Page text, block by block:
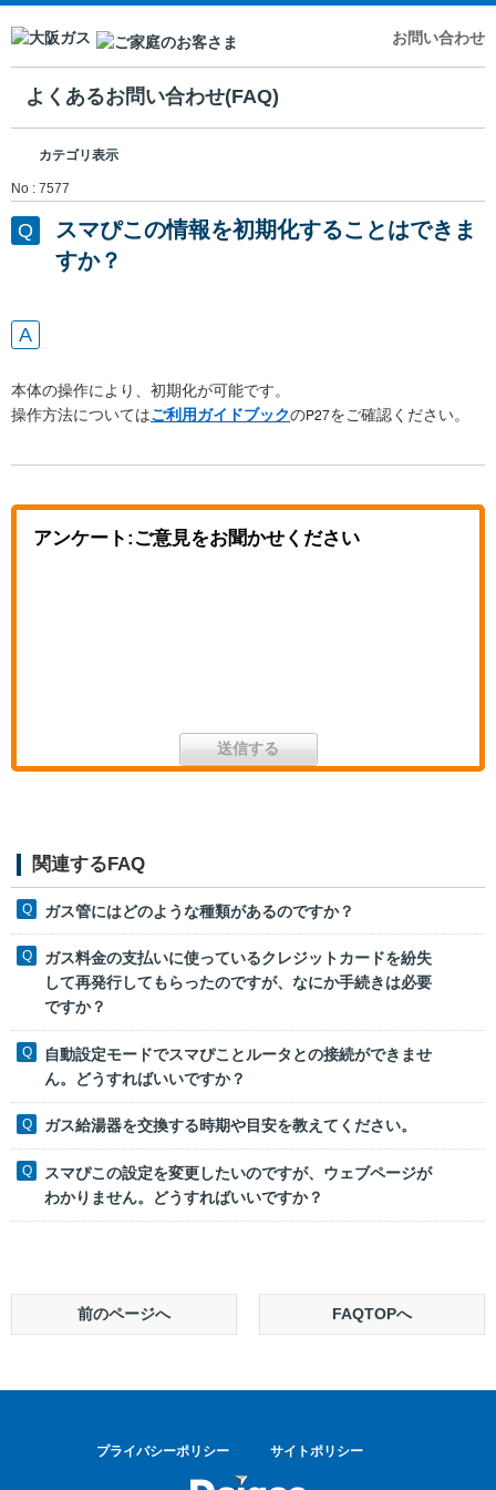
お問い合わせ
よくあるお問い合わせ(FAQ)
カテゴリ表示
No : 7577
スマぴこの情報を初期化することはできま
すか？
本体の操作により、初期化が可能です。
操作方法についてはご利用ガイドブックのP27をご確認ください。
アンケート:ご意見をお聞かせください
関連するFAQ
ガス管にはどのような種類があるのですか？
ガス料金の支払いに使っているクレジットカードを紛失
して再発行してもらったのですが、なにか手続きは必要
ですか？
自動設定モードでスマぴことルータとの接続ができませ
ん。どうすればいいですか？
ガス給湯器を交換する時期や目安を教えてください。
スマぴこの設定を変更したいのですが、ウェブページが
わかりません。どうすればいいですか？
前のページへ FAQTOPへ
プライバシーポリシー サイトポリシー